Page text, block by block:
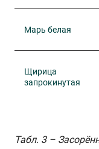
Марь белая
Щирица
запрокинутая
Табл. 3 –